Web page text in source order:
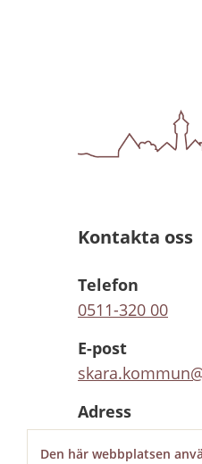
Den här webbplatsen
Kontakta oss
Telefon
0511-320 00
E-post
Adress
Södra